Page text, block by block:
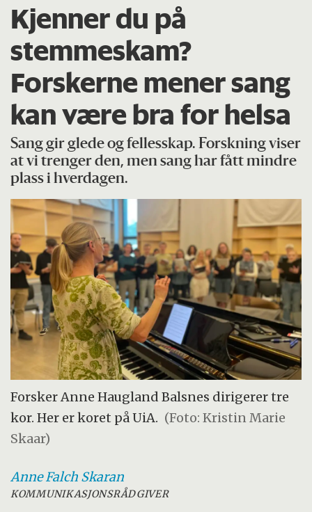
Kjenner du på
stemme­skam?
Forskerne mener sang
kan være bra for helsa
Sang gir glede og fellesskap. Forskning viser
at vi trenger den, men sang har fått mindre
plass i hverdagen.
Forsker Anne Haugland Balsnes dirigerer tre
kor. Her er koret på UiA. (Foto: Kristin Marie
Skaar)
Anne Falch Skaran
KOMMUNIKASJONSRÅDGIVER